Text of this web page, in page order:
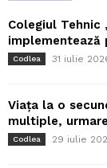
Colegiul Tehnic
Codlea 31 iulie
Viața la o
multiple,
Codlea 29 iulie